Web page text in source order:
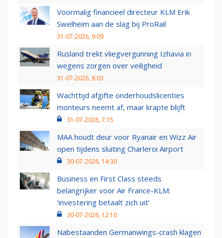
Voormalig financieel directeur KLM Erik
Swelheim aan de slag bij ProRail
31-07-2026, 9:09
Rusland trekt vliegvergunning Izhavia in
wegens zorgen over veiligheid
31-07-2026, 8:03
Wachttijd afgifte onderhoudslicenties
monteurs neemt af, maar krapte blijft
31-07-2026, 7:15
MAA houdt deur voor Ryanair en Wizz Air
open tijdens sluiting Charleroi Airport
30-07-2026, 14:30
Business en First Class steeds
belangrijker voor Air France-KLM:
‘investering betaalt zich uit’
30-07-2026, 12:10
Nabestaanden Germanwings-crash klagen